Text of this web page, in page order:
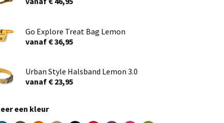
Go Explore Treat Bag Lemon
vanaf € 36,95
Urban Style Halsband Lemon 3.0
vanaf € 23,95
een kleur